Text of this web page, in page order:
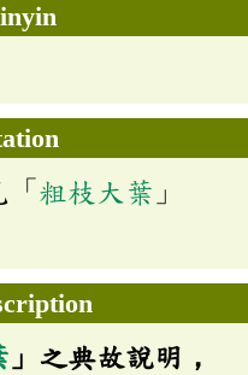
粗枝大葉 」
」之典故說明，